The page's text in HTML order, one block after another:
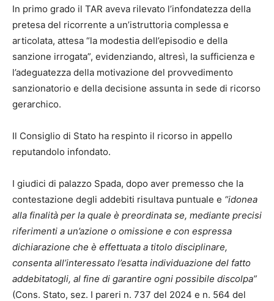
In primo grado il TAR aveva rilevato l’infondatezza della
pretesa del ricorrente a un’istruttoria complessa e
articolata, attesa “la modestia dell’episodio e della
sanzione irrogata”, evidenziando, altresì, la sufficienza e
l’adeguatezza della motivazione del provvedimento
sanzionatorio e della decisione assunta in sede di ricorso
gerarchico.
Il Consiglio di Stato ha respinto il ricorso in appello
reputandolo infondato.
I giudici di palazzo Spada, dopo aver premesso che la
contestazione degli addebiti risultava puntuale e “idonea
alla finalità per la quale è preordinata se, mediante precisi
riferimenti a un’azione o omissione e con espressa
dichiarazione che è effettuata a titolo disciplinare,
consenta all’interessato l’esatta individuazione del fatto
addebitatogli, al fine di garantire ogni possibile discolpa”
(Cons. Stato, sez. I pareri n. 737 del 2024 e n. 564 del